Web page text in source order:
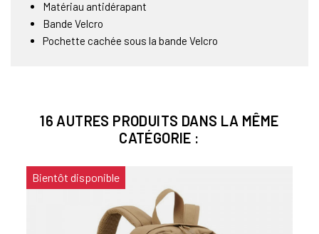
Matériau antidérapant
Bande Velcro
Pochette cachée sous la bande Velcro
16 AUTRES PRODUITS DANS LA MÊME
CATÉGORIE :
Bientôt disponible